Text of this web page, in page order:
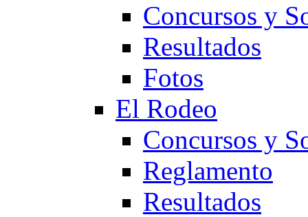
Concursos y
Resultados
Fotos
El Rodeo
Concursos y
Reglamento
Resultados